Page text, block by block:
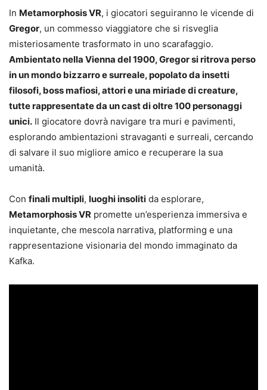
In Metamorphosis VR, i giocatori seguiranno le vicende di
Gregor, un commesso viaggiatore che si risveglia
misteriosamente trasformato in uno scarafaggio.
Ambientato nella Vienna del 1900, Gregor si ritrova perso
in un mondo bizzarro e surreale, popolato da insetti
filosofi, boss mafiosi, attori e una miriade di creature,
tutte rappresentate da un cast di oltre 100 personaggi
unici. Il giocatore dovrà navigare tra muri e pavimenti,
esplorando ambientazioni stravaganti e surreali, cercando
di salvare il suo migliore amico e recuperare la sua
umanità.
Con finali multipli, luoghi insoliti da esplorare,
Metamorphosis VR promette un’esperienza immersiva e
inquietante, che mescola narrativa, platforming e una
rappresentazione visionaria del mondo immaginato da
Kafka.